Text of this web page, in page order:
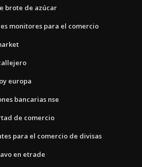
brote de azúcar
monitores para el comercio
europa
bancarias nse
de comercio
para el comercio de divisas
en etrade